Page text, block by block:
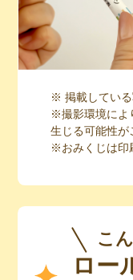
※ 掲載してい
※撮影環境によ
生じる可能性が
※おみくじは印
こ
ロー